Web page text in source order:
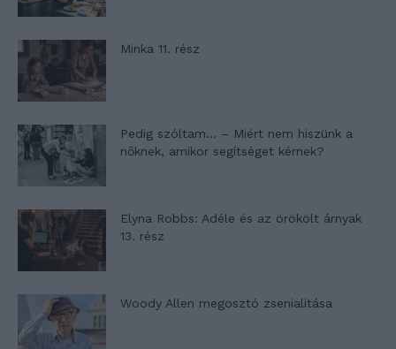
Minka 11. rész
Pedig szóltam… – Miért nem hiszünk a
nőknek, amikor segítséget kérnek?
Elyna Robbs: Adéle és az örökölt árnyak
13. rész
Woody Allen megosztó zsenialitása